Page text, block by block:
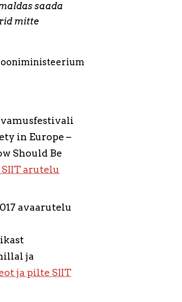
saada
mitte
in Europe –
Should Be
arutelu
avaarutelu
ja
ja pilte SIIT